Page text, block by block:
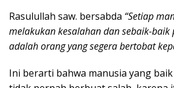
Rasulullah saw. bersabda “Setiap
melakukan kesalahan dan sebaik-
adalah orang yang segera bertobat
Ini berarti bahwa manusia yang